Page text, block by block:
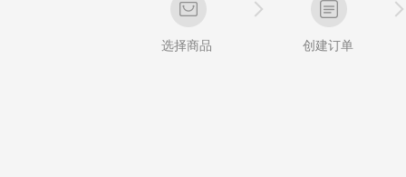
选择商品 创建订单